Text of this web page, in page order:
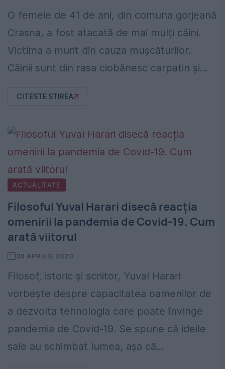
O femeie de 41 de ani, din comuna gorjeană
Crasna, a fost atacată de mai mulți câini.
Victima a murit din cauza mușcăturilor.
Câinii sunt din rasa ciobănesc carpatin și...
CITESTE STIREA
ACTUALITATE
Filosoful Yuval Harari disecă reacția
omenirii la pandemia de Covid-19. Cum
arată viitorul
30 APRILIE 2020
Filosof, istoric și scriitor, Yuval Harari
vorbește despre capacitatea oamenilor de
a dezvolta tehnologia care poate învinge
pandemia de Covid-19. Se spune că ideile
sale au schimbat lumea, așa că...